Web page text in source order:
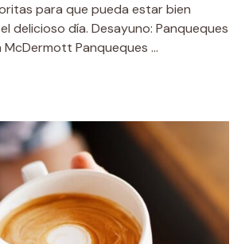
para que pueda estar bien
delicioso día. Desayuno: Panqueques
McDermott Panqueques …